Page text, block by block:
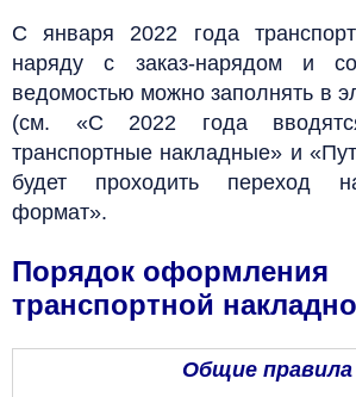
С января 2022 года
наряду с заказ-нарядом и
ведомостью можно заполнять в
(см. «С 2022 года
транспортные накладные» и
будет проходить переход
формат».
Порядок оформления
транспортной
Общие правила